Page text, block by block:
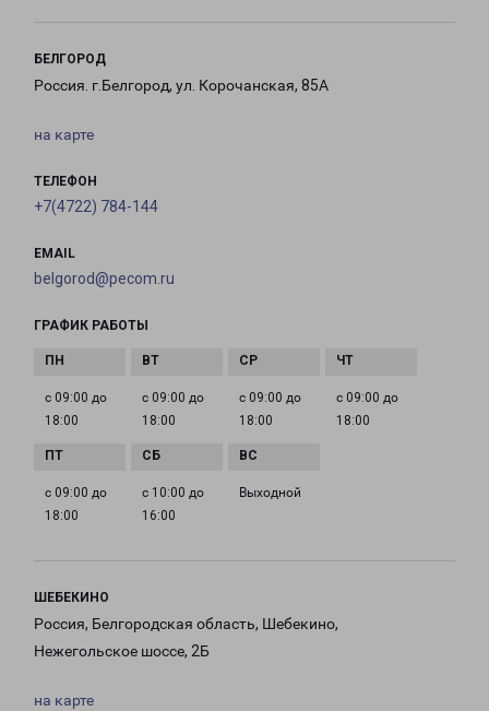
БЕЛГОРОД
Россия. г.Белгород, ул. Корочанская, 85А
на карте
ТЕЛЕФОН
+7(4722) 784-144
EMAIL
belgorod@pecom.ru
ГРАФИК РАБОТЫ
с 09:00 до
18:00
с 09:00 до
18:00
с 09:00 до
18:00
с 09:00 до
18:00
с 09:00 до
18:00
с 10:00 до
16:00
Выходной
ШЕБЕКИНО
Россия, Белгородская область, Шебекино,
Нежегольское шоссе, 2Б
на карте